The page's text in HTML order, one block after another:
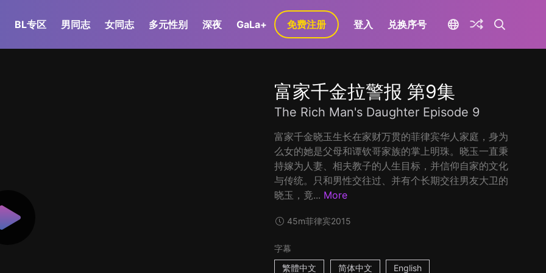
BL专区 男同志 女同志 多元性别 深夜 GaLa+ 免费注册 登入 兑换序号
富家千金拉警报 第9集
The Rich Man's Daughter Episode 9
富家千金晓玉生长在家财万贯的菲律宾华人家庭，身为
么女的她是父母和谭钦哥家族的掌上明珠。晓玉一直秉
持嫁为人妻、相夫教子的人生目标，并信仰自家的文化
与传统。只和男性交往过、并有个长期交往男友大卫的
晓玉，竟... More
45m菲律宾2015
字幕
繁體中文
简体中文 English